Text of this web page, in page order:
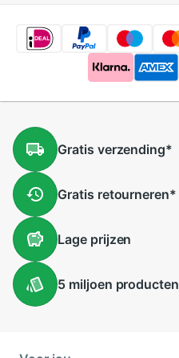
Gratis verzending*
Gratis retourneren*
Lageprijzen
5 miljoen producten